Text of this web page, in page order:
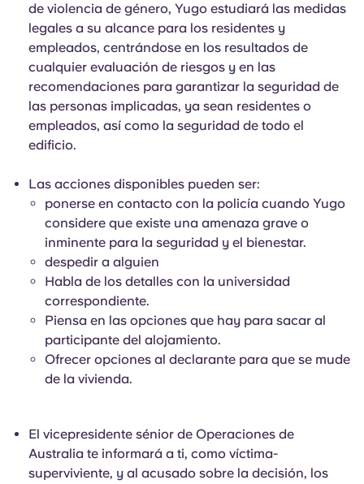
de violencia de género, Yugo estudiará las medidas
legales a su alcance para los residentes y
empleados, centrándose en los resultados de
cualquier evaluación de riesgos y en las
recomendaciones para garantizar la seguridad de
las personas implicadas, ya sean residentes o
empleados, así como la seguridad de todo el
edificio.
Las acciones disponibles pueden ser:
ponerse en contacto con la policía cuando Yugo
considere que existe una amenaza grave o
inminente para la seguridad y el bienestar.
despedir a alguien
Habla de los detalles con la universidad
correspondiente.
Piensa en las opciones que hay para sacar al
participante del alojamiento.
Ofrecer opciones al declarante para que se mude
de la vivienda.
El vicepresidente sénior de Operaciones de
Australia te informará a ti, como víctima-
superviviente, y al acusado sobre la decisión, los